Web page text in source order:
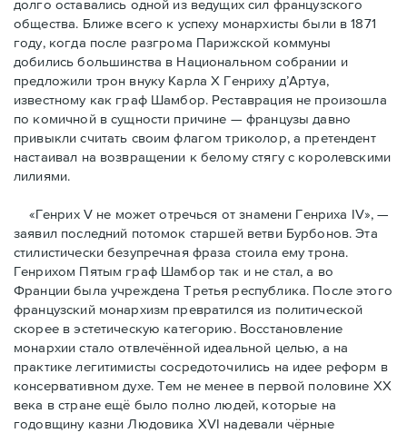
долго оставались одной из ведущих сил французского
общества. Ближе всего к успеху монархисты были в 1871
году, когда после разгрома Парижской коммуны
добились большинства в Национальном собрании и
предложили трон внуку Карла Х Генриху д’Артуа,
известному как граф Шамбор. Реставрация не произошла
по комичной в сущности причине — французы давно
привыкли считать своим флагoм триколор, а претендент
настаивал на возвращении к белому стягу с королевскими
лилиями.
«Генрих V не может отречься от знамени Генриха IV», —
заявил последний потомок старшей ветви Бурбонов. Эта
стилистически безупречная фраза стоила ему трона.
Генрихом Пятым граф Шамбор так и не стал, а во
Франции была учреждена Третья республика. После этого
французский монархизм превратился из политической
скорее в эстетическую категорию. Восстановление
монархии стало отвлечённой идеальной целью, а на
практике легитимисты сосредоточились на идее реформ в
консервативном духе. Тем не менее в первой половине ХХ
века в стране ещё было полно людей, которые на
годовщину казни Людовика XVI надевали чёрные